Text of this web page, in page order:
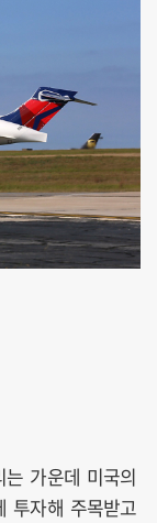
가운데 미국의
투자해 주목받고